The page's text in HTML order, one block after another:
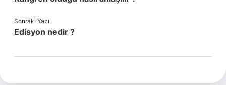
Sonraki Yazı
Edisyon nedir ?